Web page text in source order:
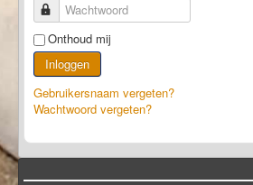
Wachtwoord
Onthoud mij
Inloggen
Gebruikersnaam vergeten?
Wachtwoord vergeten?